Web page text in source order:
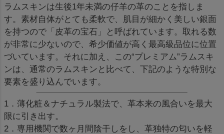
ラムスキンは生後1年未満の仔羊の革のことを指しま
す。素材自体がとても柔軟で、肌目が細かく美しい銀面
を持つので「皮革の宝石」と呼ばれています。取れる数
が非常に少ないので、希少価値が高く最高級品位に位置
づいています。それに加え、この“プレミアム”ラムスキ
ンは、通常のラムスキンと比べて、下記のような特別な
要素を盛り込んでいます。
1．薄化粧＆ナチュラル製法で、革本来の風合いを最大
限に引き出す。
2．専用機関で数ヶ月間陰干しをし、革独特の匂いを軽